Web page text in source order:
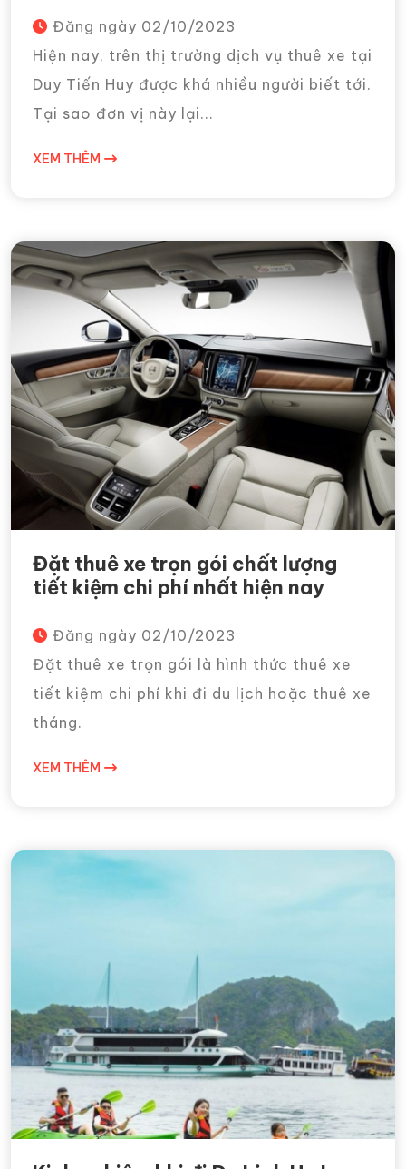
Đăng ngày 02/10/2023
Hiện nay, trên thị trường dịch vụ thuê xe tại
Duy Tiến Huy được khá nhiều người biết tới.
Tại sao đơn vị này lại...
XEM THÊM
Đặt thuê xe trọn gói chất lượng
tiết kiệm chi phí nhất hiện nay
Đăng ngày 02/10/2023
Đặt thuê xe trọn gói là hình thức thuê xe
tiết kiệm chi phí khi đi du lịch hoặc thuê xe
tháng.
XEM THÊM